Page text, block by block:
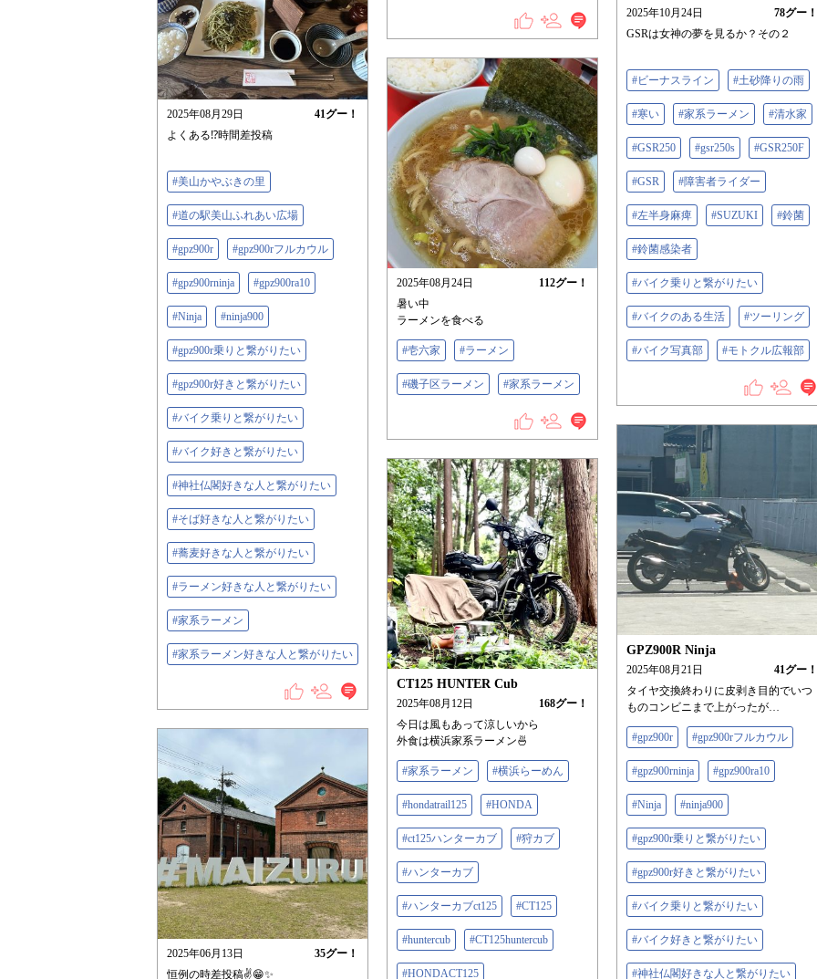
2025年10月24日 78グー！
GSRは女神の夢を見るか？その２
#ビーナスライン #土砂降りの雨
#寒い #家系ラーメン #清水家
#GSR250 #gsr250s #GSR250F
#GSR #障害者ライダー
#左半身麻痺 #SUZUKI #鈴菌
#鈴菌感染者
#バイク乗りと繋がりたい
#バイクのある生活 #ツーリング
#バイク写真部 #モトクル広報部
2025年08月29日 41グー！
よくある⁉︎時間差投稿
#美山かやぶきの里
#道の駅美山ふれあい広場
#gpz900r #gpz900rフルカウル
#gpz900rninja #gpz900ra10
#Ninja #ninja900
#gpz900r乗りと繋がりたい
#gpz900r好きと繋がりたい
#バイク乗りと繋がりたい
#バイク好きと繋がりたい
#神社仏閣好きな人と繋がりたい
#そば好きな人と繋がりたい
#蕎麦好きな人と繋がりたい
#ラーメン好きな人と繋がりたい
#家系ラーメン
#家系ラーメン好きな人と繋がりたい
2025年08月24日 112グー！
暑い中
ラーメンを食べる
#壱六家 #ラーメン
#磯子区ラーメン #家系ラーメン
GPZ900R Ninja
2025年08月21日 41グー！
タイヤ交換終わりに皮剥き目的でいつ
ものコンビニまで上がったが…
#gpz900r #gpz900rフルカウル
#gpz900rninja #gpz900ra10
#Ninja #ninja900
#gpz900r乗りと繋がりたい
#gpz900r好きと繋がりたい
#バイク乗りと繋がりたい
#バイク好きと繋がりたい
#神社仏閣好きな人と繋がりたい
CT125 HUNTER Cub
2025年08月12日 168グー！
今日は風もあって涼しいから
外食は横浜家系ラーメン🍜
#家系ラーメン #横浜らーめん
#hondatrail125 #HONDA
#ct125ハンターカブ #狩カブ
#ハンターカブ
#ハンターカブct125 #CT125
#huntercub #CT125huntercub
#HONDACT125
2025年06月13日 35グー！
恒例の時差投稿✌️😁✨